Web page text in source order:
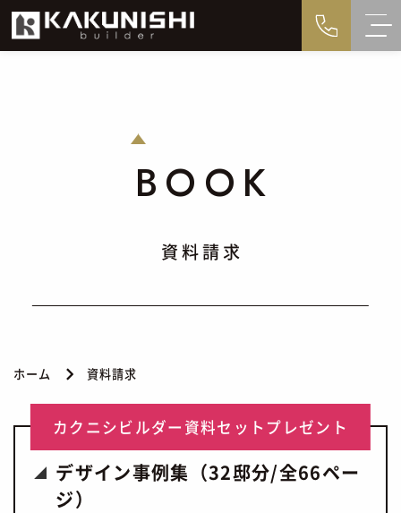
BOOK
資料請求
ホーム 資料請求
カクニシビルダー資料セットプレゼント
デザイン事例集（32邸分/全66ペー
ジ）